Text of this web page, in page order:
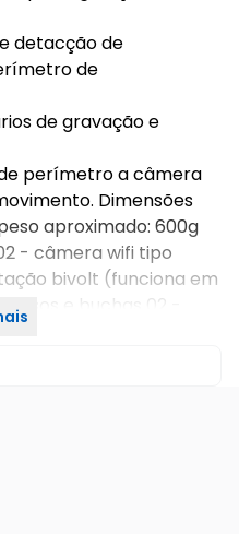
detacção de
de
de gravação e
perímetro a câmera
Dimensões
aproximado: 600g
- câmera wifi tipo
bivolt (funciona em
e buchas 02 -